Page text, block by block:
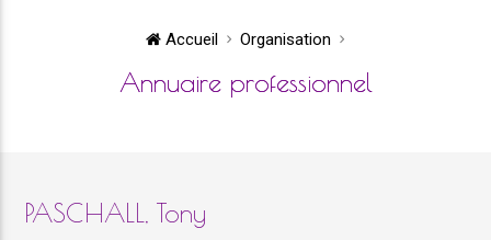
Accueil Organisation
Annuaire professionnel
PASCHALL, Tony